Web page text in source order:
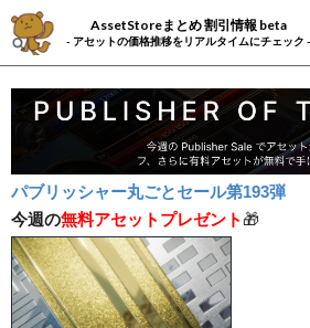
AssetStoreまとめ 割引情報 beta
- アセットの価格推移をリアルタイムにチェック -
パブリッシャー丸ごとセール第193弾
今週の無料アセットプレゼント 🎁